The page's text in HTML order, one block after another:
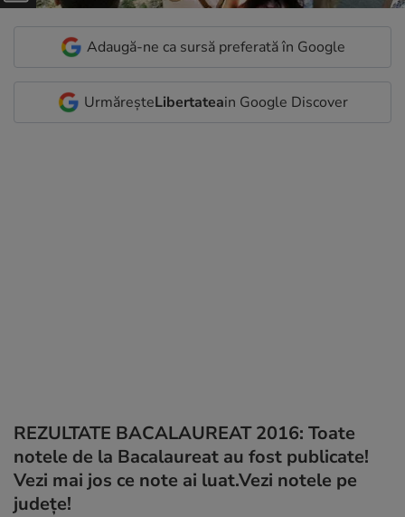
Adaugă-ne ca sursă preferată în Google
UrmăreșteLibertateain Google Discover
REZULTATE BACALAUREAT 2016: Toate
notele de la Bacalaureat au fost publicate!
Vezi mai jos ce note ai luat.Vezi notele pe
județe!